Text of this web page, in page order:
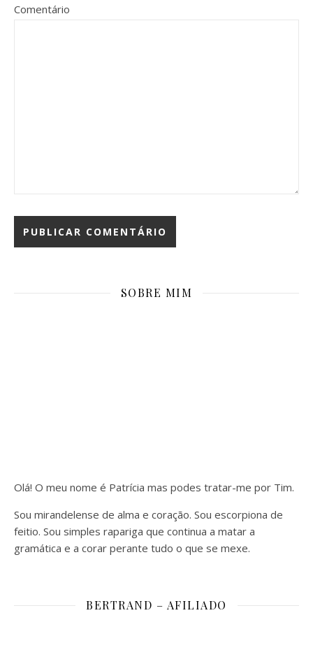
Comentário
SOBRE MIM
Olá! O meu nome é Patrícia mas podes tratar-me por Tim.
Sou mirandelense de alma e coração. Sou escorpiona de
feitio. Sou simples rapariga que continua a matar a
gramática e a corar perante tudo o que se mexe.
BERTRAND – AFILIADO